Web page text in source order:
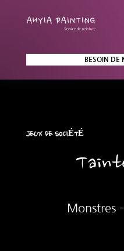
BESOIN DE
JEUX DE SOCIÉTÉ
Monstres